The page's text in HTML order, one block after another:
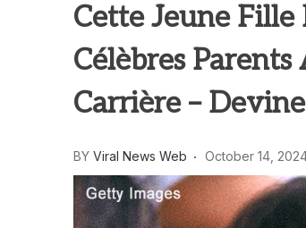
Cette Jeune Fille
Célèbres
Carrière –
BY Viral News Web October 14,